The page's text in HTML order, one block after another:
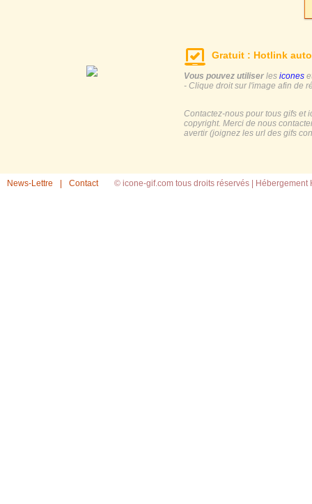
Gratuit : Hotlink
Vous pouvez utiliser les icones
- Clique droit sur l'image afin de
Contactez-nous pour tous gifs et
copyright. Merci de nous
avertir (joignez les url des gifs
News-Lettre Contact © icone-gif.com tous droits réservés | Hébergement